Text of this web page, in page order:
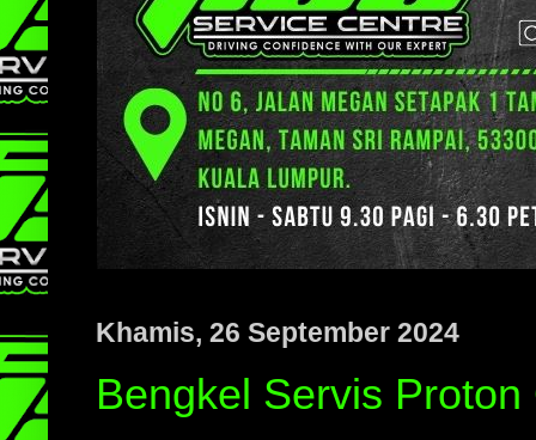
Khamis, 26 September 2024
Bengkel Servis